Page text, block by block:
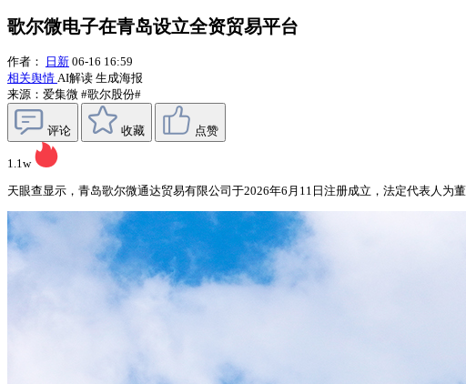
歌尔微电子在青岛设立全资贸易平台
作者： 日新 06-16 16:59
相关舆情 AI解读 生成海报
来源：爱集微 #歌尔股份#
评论 收藏 点赞
1.1w
天眼查显示，青岛歌尔微通达贸易有限公司于2026年6月11日注册成立，法定代表人为